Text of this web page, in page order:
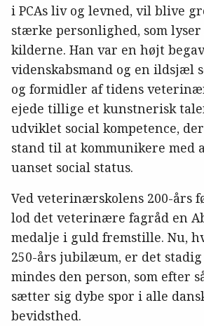
i PCAs liv og levned, vil blive
stærke personlighed, som
kilderne. Han var en højt
videnskabsmand og en ildsjæl
og formidler af tidens
ejede tillige et kunstnerisk
udviklet social kompetence,
stand til at kommunikere med
uanset social status.
Ved veterinærskolens 200-års
lod det veterinære fagråd en
medalje i guld fremstille. Nu,
250-års jubilæum, er det stadig
mindes den person, som efter
sætter sig dybe spor i alle
bevidsthed.